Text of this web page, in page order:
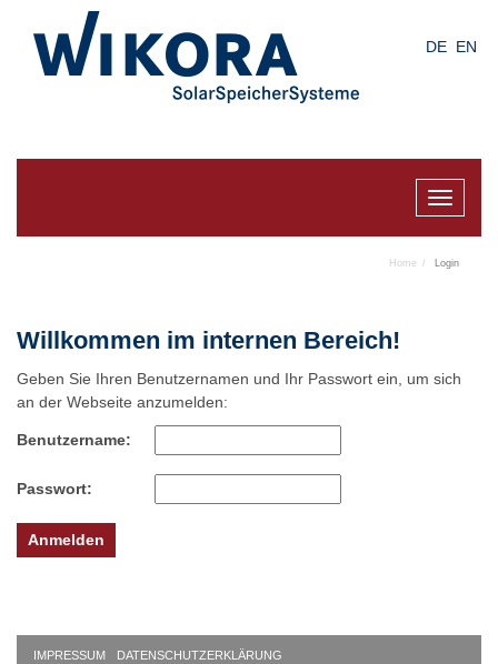
DE EN
Toggle
Home Login
Willkommen im internen Bereich!
Geben Sie Ihren Benutzernamen und Ihr Passwort ein, um sich
an der Webseite anzumelden:
Benutzername:
Passwort:
IMPRESSUM DATENSCHUTZERKLÄRUNG